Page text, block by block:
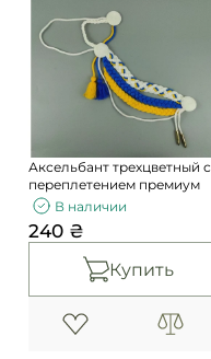
Аксельбант трехцветный с
переплетением премиум
В наличии
240 ₴
Купить